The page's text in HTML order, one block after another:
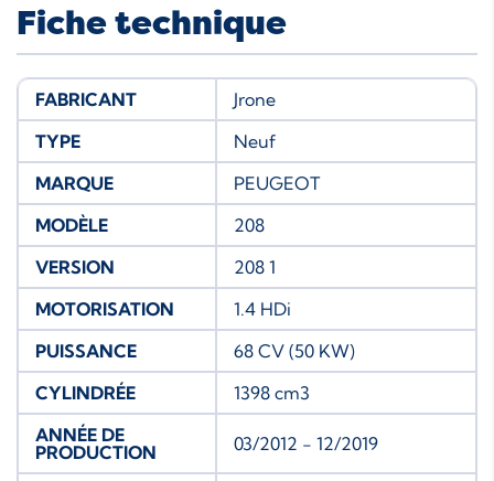
Fiche technique
FABRICANT
Jrone
TYPE
Neuf
MARQUE
PEUGEOT
MODÈLE
208
VERSION
208 1
MOTORISATION
1.4 HDi
PUISSANCE
68 CV (50 KW)
CYLINDRÉE
1398 cm3
ANNÉE DE
PRODUCTION
03/2012 - 12/2019